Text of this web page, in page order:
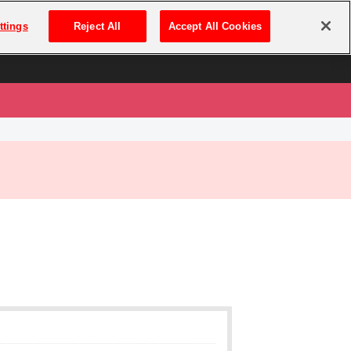
ログイン・新規登録
Reject All Accept All Cookies